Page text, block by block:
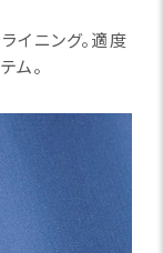
イニング。適度
ム。